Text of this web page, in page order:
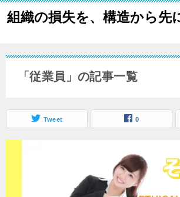
組織の損失を、構造から先
「従業員」の記事一覧
Tweet 0